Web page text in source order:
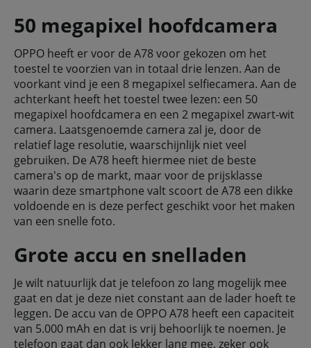
50 megapixel hoofdcamera
OPPO heeft er voor de A78 voor gekozen om het
toestel te voorzien van in totaal drie lenzen. Aan de
voorkant vind je een 8 megapixel selfiecamera. Aan de
achterkant heeft het toestel twee lezen: een 50
megapixel hoofdcamera en een 2 megapixel zwart-wit
camera. Laatsgenoemde camera zal je, door de
relatief lage resolutie, waarschijnlijk niet veel
gebruiken. De A78 heeft hiermee niet de beste
camera's op de markt, maar voor de prijsklasse
waarin deze smartphone valt scoort de A78 een dikke
voldoende en is deze perfect geschikt voor het maken
van een snelle foto.
Grote accu en snelladen
Je wilt natuurlijk dat je telefoon zo lang mogelijk mee
gaat en dat je deze niet constant aan de lader hoeft te
leggen. De accu van de OPPO A78 heeft een capaciteit
van 5.000 mAh en dat is vrij behoorlijk te noemen. Je
telefoon gaat dan ook lekker lang mee, zeker ook